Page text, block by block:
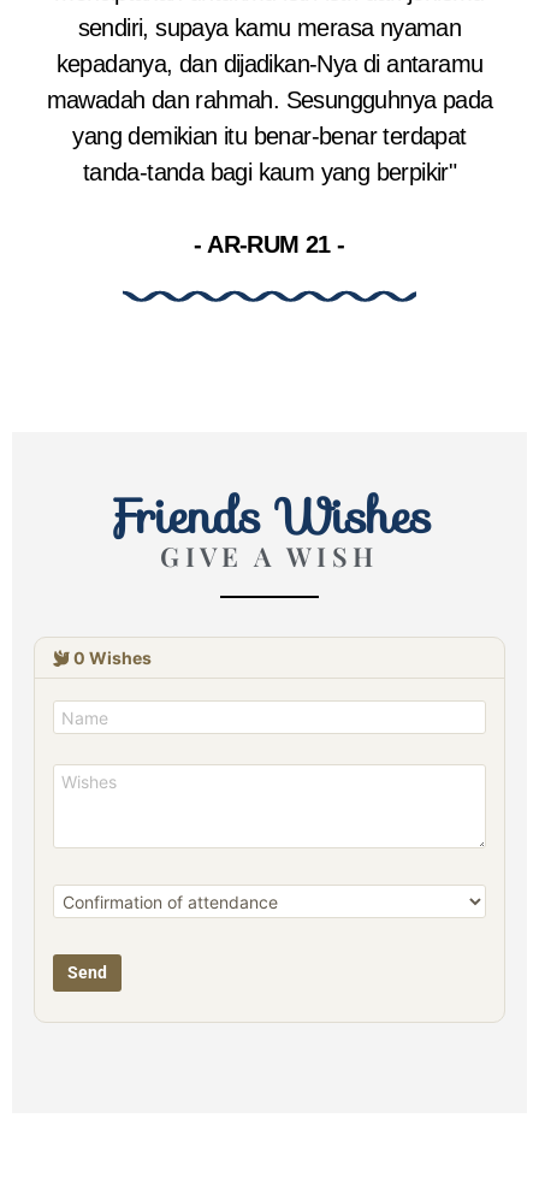
sendiri, supaya kamu merasa nyaman
kepadanya, dan dijadikan-Nya di antaramu
mawadah dan rahmah. Sesungguhnya pada
yang demikian itu benar-benar terdapat
tanda-tanda bagi kaum yang berpikir"
- AR-RUM 21 -
Friends Wishes
GIVE A WISH
0 Wishes